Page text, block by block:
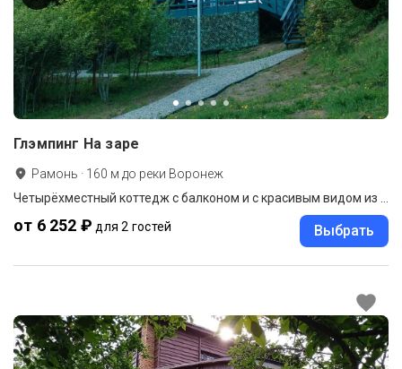
Глэмпинг На заре
Рамонь · 160 м до реки Воронеж
от 6 252 ₽ для 2 гостей Выбрать